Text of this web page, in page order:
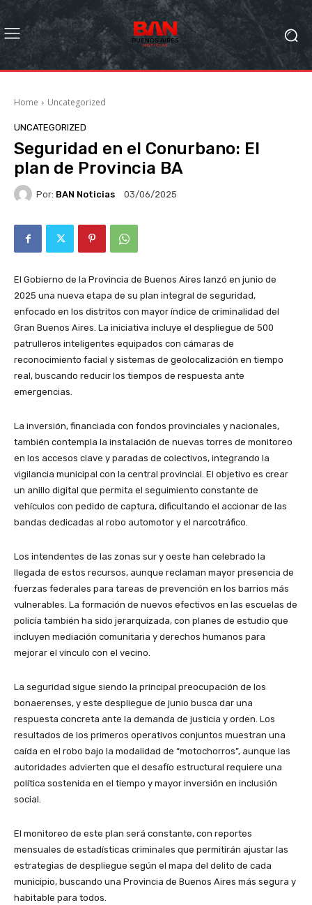
Home Uncategorized
UNCATEGORIZED
Seguridad en el Conurbano: El
plan de Provincia BA
Por: BAN Noticias 03/06/2025
El Gobierno de la Provincia de Buenos Aires lanzó en junio de
2025 una nueva etapa de su plan integral de seguridad,
enfocado en los distritos con mayor índice de criminalidad del
Gran Buenos Aires. La iniciativa incluye el despliegue de 500
patrulleros inteligentes equipados con cámaras de
reconocimiento facial y sistemas de geolocalización en tiempo
real, buscando reducir los tiempos de respuesta ante
emergencias.
La inversión, financiada con fondos provinciales y nacionales,
también contempla la instalación de nuevas torres de monitoreo
en los accesos clave y paradas de colectivos, integrando la
vigilancia municipal con la central provincial. El objetivo es crear
un anillo digital que permita el seguimiento constante de
vehículos con pedido de captura, dificultando el accionar de las
bandas dedicadas al robo automotor y el narcotráfico.
Los intendentes de las zonas sur y oeste han celebrado la
llegada de estos recursos, aunque reclaman mayor presencia de
fuerzas federales para tareas de prevención en los barrios más
vulnerables. La formación de nuevos efectivos en las escuelas de
policía también ha sido jerarquizada, con planes de estudio que
incluyen mediación comunitaria y derechos humanos para
mejorar el vínculo con el vecino.
La seguridad sigue siendo la principal preocupación de los
bonaerenses, y este despliegue de junio busca dar una
respuesta concreta ante la demanda de justicia y orden. Los
resultados de los primeros operativos conjuntos muestran una
caída en el robo bajo la modalidad de “motochorros”, aunque las
autoridades advierten que el desafío estructural requiere una
política sostenida en el tiempo y mayor inversión en inclusión
social.
El monitoreo de este plan será constante, con reportes
mensuales de estadísticas criminales que permitirán ajustar las
estrategias de despliegue según el mapa del delito de cada
municipio, buscando una Provincia de Buenos Aires más segura y
habitable para todos.